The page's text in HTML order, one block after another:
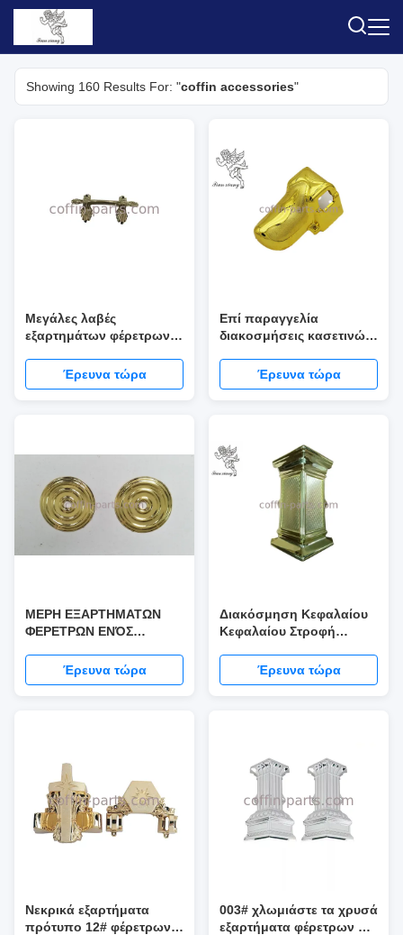
Showing 160 Results For: "coffin accessories"
Μεγάλες λαβές
εξαρτημάτων φέρετρων/
κασετινών cOem
Έρευνα τώρα
Επί παραγγελία
διακοσμήσεις κασετινών,
εγχύσεων εξαρτημάτων
φέρετρων
Έρευνα τώρα
ΜΕΡΗ ΕΞΑΡΤΗΜΑΤΩΝ
ΦΕΡΕΤΡΩΝ ΕΝΌΣ
ΥΠΟΣΤΗΡΙΓΜΑΤΟΣ
ΚΑΣΕΤΙΝΩΝ
Έρευνα τώρα
Διακόσμηση Κεφαλαίου
Κεφαλαίου Στροφή
Χρυσόχρωμο
Έρευνα τώρα
Νεκρικά εξαρτήματα
πρότυπο 12# φέρετρων
003# χλωμιάστε τα χρυσά
εξαρτήματα φέρετρων PP